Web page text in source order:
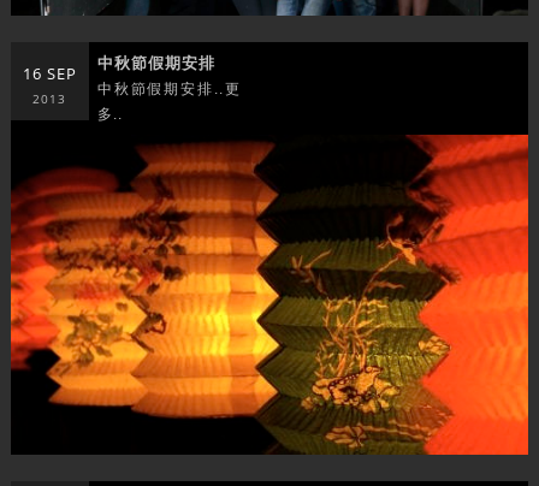
16 SEP
2013
中秋節假期安排
中秋節假期安排..更
多..